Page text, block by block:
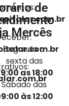
de
Mercês
Segunda a
sexta das
as 18:00
Sábado das
às 12:00